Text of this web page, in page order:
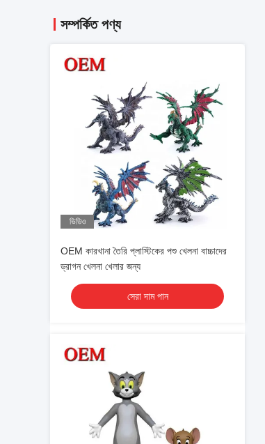
সম্পর্কিত পণ্য
ভিডিও
OEM কারখানা তৈরি প্লাস্টিকের পশু খেলনা বাচ্চাদের
ড্রাগন খেলনা খেলার জন্য
সেরা দাম পান